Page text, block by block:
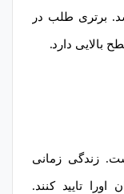
برتری طلب در
بالایی دارد.
زندگی زمانی
تایید کنند.